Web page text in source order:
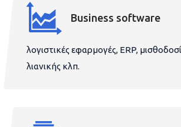
Business software
λογιστικές εφαρμογές, ERP,
λιανικής κλπ.